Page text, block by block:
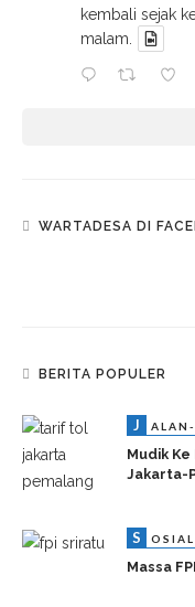
kembali sejak
malam.
WARTADESA DI
BERITA POPULER
J
Mudik
Jakarta-
S
Massa